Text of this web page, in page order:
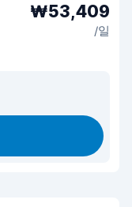
₩53,409
/일